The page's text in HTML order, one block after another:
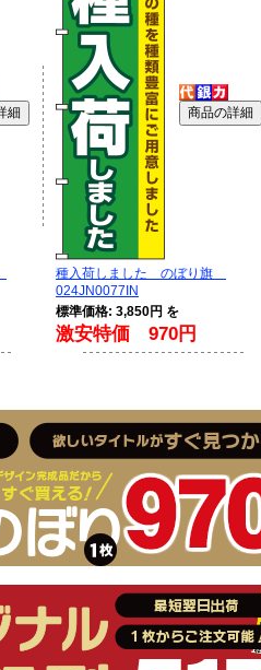
種入荷しました のぼり旗
024JN0077IN
標準価格: 3,850円 を
激安特価 970円